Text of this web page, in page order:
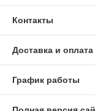
Контакты
Доставка и оплата
График работы